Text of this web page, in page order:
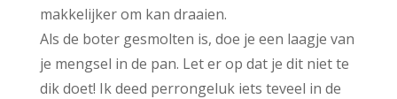
makkelijker om kan draaien.
Als de boter gesmolten is, doe je een laagje van
je mengsel in de pan. Let er op dat je dit niet te
dik doet! Ik deed perrongeluk iets teveel in de